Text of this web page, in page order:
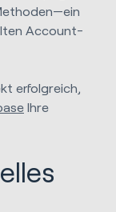
Account-
erfolgreich,
Ihre